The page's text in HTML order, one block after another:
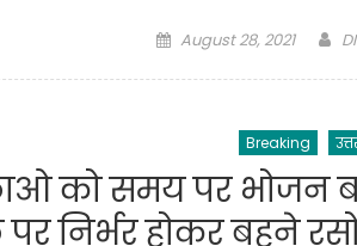
Posted
August 28, 2021
Breaking
को समय पर भोजन
निर्भर होकर बहने